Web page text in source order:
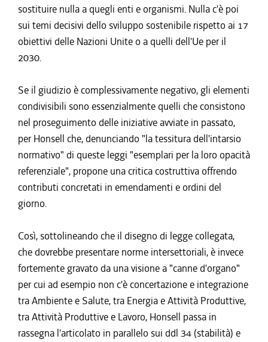
sostituire nulla a quegli enti e organismi. Nulla c'è poi
sui temi decisivi dello sviluppo sostenibile rispetto ai 17
obiettivi delle Nazioni Unite o a quelli dell'Ue per il
2030.
Se il giudizio è complessivamente negativo, gli elementi
condivisibili sono essenzialmente quelli che consistono
nel proseguimento delle iniziative avviate in passato,
per Honsell che, denunciando "la tessitura dell'intarsio
normativo" di queste leggi "esemplari per la loro opacità
referenziale", propone una critica costruttiva offrendo
contributi concretati in emendamenti e ordini del
giorno.
Così, sottolineando che il disegno di legge collegata,
che dovrebbe presentare norme intersettoriali, è invece
fortemente gravato da una visione a "canne d'organo"
per cui ad esempio non c'è concertazione e integrazione
tra Ambiente e Salute, tra Energia e Attività Produttive,
tra Attività Produttive e Lavoro, Honsell passa in
rassegna l'articolato in parallelo sui ddl 34 (stabilità) e